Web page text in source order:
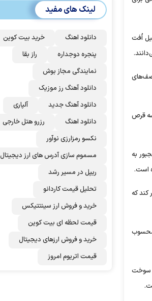
اُفت
صف‌های
سه قرص
به
است.
تا ساعت کار نانوایی به هفت صبح تا ۱۴ عصر تغییر کند که
محسوب
سوخت
می‌شود؟!
لینک های مفید
دانلود اهنگ
خرید بیت کوین
پنجره دوجداره
راز بقا
نمایندگی مجاز بوش
دانلود آهنگ رز‌ موزیک
دانلود آهنگ جدید
آلپاری
دانلود اهنگ
رزرو هتل خارجی
نکسو رمزارزی نوآور
مسموم سازی آدرس های ارز دیجیتال
ریپل در مسیر رشد
تحلیل قیمت کاردانو
خرید و فروش ارز سینتتیکس
قیمت لحظه ای بیت کوین
خرید و فروش ارزهای دیجیتال
قیمت اتریوم امروز